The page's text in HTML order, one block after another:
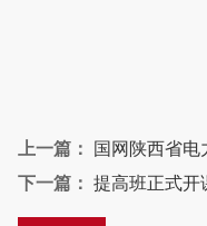
上一篇： 国网陕西省电力有
下一篇： 提高班正式开